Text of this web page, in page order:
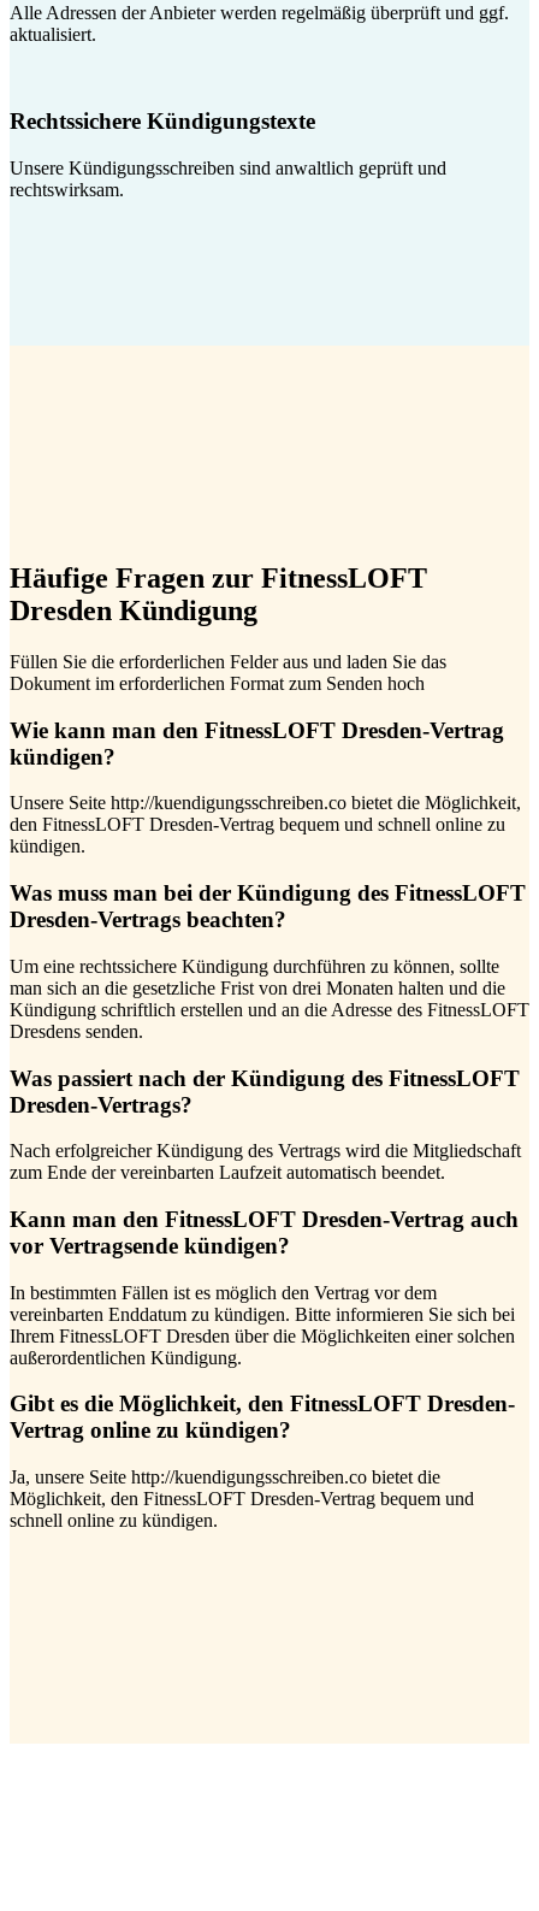
Alle Adressen der Anbieter werden regelmäßig überprüft und ggf.
aktualisiert.
Rechtssichere Kündigungstexte
Unsere Kündigungsschreiben sind anwaltlich geprüft und
rechtswirksam.
Häufige Fragen zur FitnessLOFT
Dresden Kündigung
Füllen Sie die erforderlichen Felder aus und laden Sie das
Dokument im erforderlichen Format zum Senden hoch
Wie kann man den FitnessLOFT Dresden-Vertrag
kündigen?
Unsere Seite http://kuendigungsschreiben.co bietet die Möglichkeit,
den FitnessLOFT Dresden-Vertrag bequem und schnell online zu
kündigen.
Was muss man bei der Kündigung des FitnessLOFT
Dresden-Vertrags beachten?
Um eine rechtssichere Kündigung durchführen zu können, sollte
man sich an die gesetzliche Frist von drei Monaten halten und die
Kündigung schriftlich erstellen und an die Adresse des FitnessLOFT
Dresdens senden.
Was passiert nach der Kündigung des FitnessLOFT
Dresden-Vertrags?
Nach erfolgreicher Kündigung des Vertrags wird die Mitgliedschaft
zum Ende der vereinbarten Laufzeit automatisch beendet.
Kann man den FitnessLOFT Dresden-Vertrag auch
vor Vertragsende kündigen?
In bestimmten Fällen ist es möglich den Vertrag vor dem
vereinbarten Enddatum zu kündigen. Bitte informieren Sie sich bei
Ihrem FitnessLOFT Dresden über die Möglichkeiten einer solchen
außerordentlichen Kündigung.
Gibt es die Möglichkeit, den FitnessLOFT Dresden-
Vertrag online zu kündigen?
Ja, unsere Seite http://kuendigungsschreiben.co bietet die
Möglichkeit, den FitnessLOFT Dresden-Vertrag bequem und
schnell online zu kündigen.